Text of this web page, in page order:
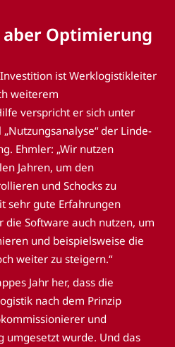
aber Optimierung
ist Werklogistikleiter
weiterem
verspricht er sich unter
der Linde-
Ehmler: „Wir nutzen
Jahren, um den
und Schocks zu
sehr gute Erfahrungen
die Software auch nutzen, um
und beispielsweise die
weiter zu steigern.“
Jahr her, dass die
nach dem Prinzip
und
umgesetzt wurde. Und das